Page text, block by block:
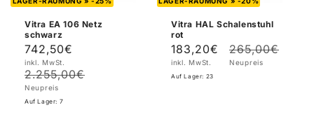
Vitra EA 106 Netz
schwarz
Verkaufspreis
742,50€
inkl. MwSt.
Preis
2.255,00€
Neupreis
Auf Lager: 7
Vitra HAL Schalenstuhl
rot
Verkaufspreis
183,20€
inkl. MwSt.
Normaler
Preis
265,00€
Neupreis
Auf Lager: 23